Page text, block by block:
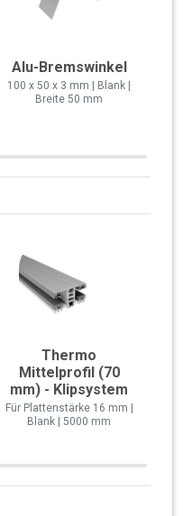
Alu-Bremswinkel
100 x 50 x 3 mm | Blank |
Breite 50 mm
Thermo
Mittelprofil (70
mm) - Klipsystem
Für Plattenstärke 16 mm |
Blank | 5000 mm